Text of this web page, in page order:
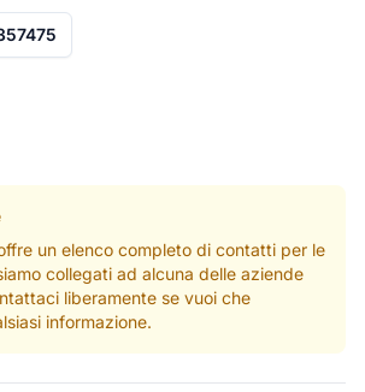
un elenco completo di contatti per le
collegati ad alcuna delle aziende
liberamente se vuoi che
informazione.